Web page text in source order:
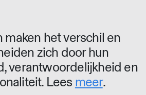
maken het verschil en
zich door hun
verantwoordelijkheid en
Lees meer.